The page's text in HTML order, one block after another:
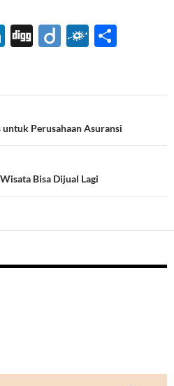
Li
e
dI
n
Di Di F
d e
Perusahaan Asuransi
Bisa Dijual Lagi